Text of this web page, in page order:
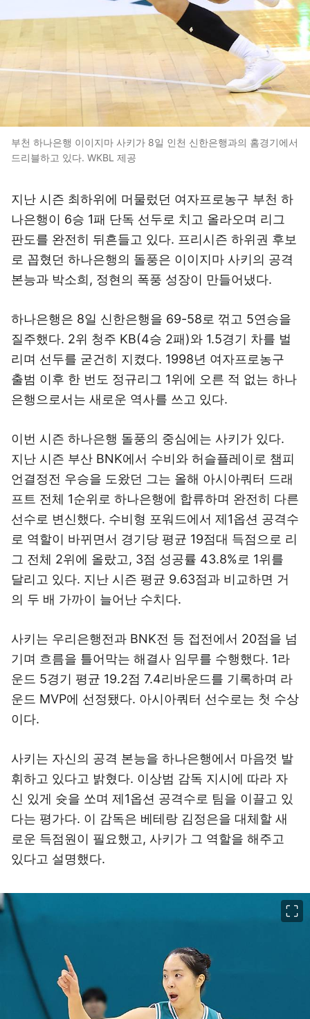
부천 하나은행 이이지마 사키가 8일 인천 신한은행과의 홈경기에서
드리블하고 있다. WKBL 제공
지난 시즌 최하위에 머물렀던 여자프로농구 부천 하
나은행이 6승 1패 단독 선두로 치고 올라오며 리그
판도를 완전히 뒤흔들고 있다. 프리시즌 하위권 후보
로 꼽혔던 하나은행의 돌풍은 이이지마 사키의 공격
본능과 박소희, 정현의 폭풍 성장이 만들어냈다.
하나은행은 8일 신한은행을 69-58로 꺾고 5연승을
질주했다. 2위 청주 KB(4승 2패)와 1.5경기 차를 벌
리며 선두를 굳건히 지켰다. 1998년 여자프로농구
출범 이후 한 번도 정규리그 1위에 오른 적 없는 하나
은행으로서는 새로운 역사를 쓰고 있다.
이번 시즌 하나은행 돌풍의 중심에는 사키가 있다.
지난 시즌 부산 BNK에서 수비와 허슬플레이로 챔피
언결정전 우승을 도왔던 그는 올해 아시아쿼터 드래
프트 전체 1순위로 하나은행에 합류하며 완전히 다른
선수로 변신했다. 수비형 포워드에서 제1옵션 공격수
로 역할이 바뀌면서 경기당 평균 19점대 득점으로 리
그 전체 2위에 올랐고, 3점 성공률 43.8%로 1위를
달리고 있다. 지난 시즌 평균 9.63점과 비교하면 거
의 두 배 가까이 늘어난 수치다.
사키는 우리은행전과 BNK전 등 접전에서 20점을 넘
기며 흐름을 틀어막는 해결사 임무를 수행했다. 1라
운드 5경기 평균 19.2점 7.4리바운드를 기록하며 라
운드 MVP에 선정됐다. 아시아쿼터 선수로는 첫 수상
이다.
사키는 자신의 공격 본능을 하나은행에서 마음껏 발
휘하고 있다고 밝혔다. 이상범 감독 지시에 따라 자
신 있게 슛을 쏘며 제1옵션 공격수로 팀을 이끌고 있
다는 평가다. 이 감독은 베테랑 김정은을 대체할 새
로운 득점원이 필요했고, 사키가 그 역할을 해주고
있다고 설명했다.